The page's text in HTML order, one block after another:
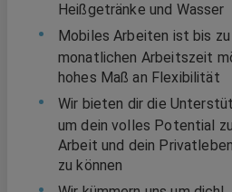
Heißgetränke und Wasser
Mobiles Arbeiten ist bis
monatlichen Arbeitszeit
hohes Maß an Flexibilität
Wir bieten dir die
um dein volles Potential
Arbeit und dein
zu können